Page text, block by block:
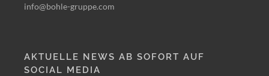
info@bohle-gruppe.com
AKTUELLE NEWS AB SOFORT AUF
SOCIAL MEDIA